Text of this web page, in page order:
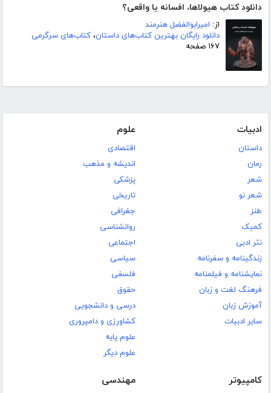
دانلود کتاب هیولاها، افسانه یا واقعی؟
از: امیرابوالفضل هنرمند
دانلود رایگان بهترین کتاب‌های داستان، کتاب‌های سرگرمی
۱۶۷ صفحه
ادبیات
داستان
رمان
شعر
شعر نو
طنز
کمیک
نثر ادبی
زندگینامه و سفرنامه
نمایشنامه و فیلمنامه
فرهنگ لغت و زبان
آموزش زبان
سایر ادبیات
علوم
اقتصادی
اندیشه و مذهب
پزشکی
تاریخی
جغرافی
روانشناسی
اجتماعی
سیاسی
فلسفی
حقوق
درسی و دانشجویی
کشاورزی و دامپروری
علوم پایه
علوم دیگر
کامپیوتر مهندسی